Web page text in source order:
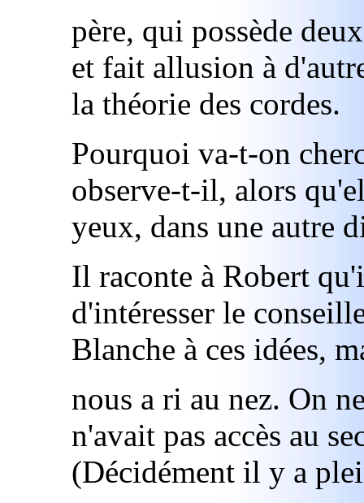
père, qui possède
et fait allusion à
la théorie des cordes.
Pourquoi va-t-on
observe-t-il, alors
yeux, dans une autre
Il raconte à Robert
d'intéresser le
Blanche à ces idées,
nous a ri au nez. On
n'avait pas accès au
(Décidément il y a